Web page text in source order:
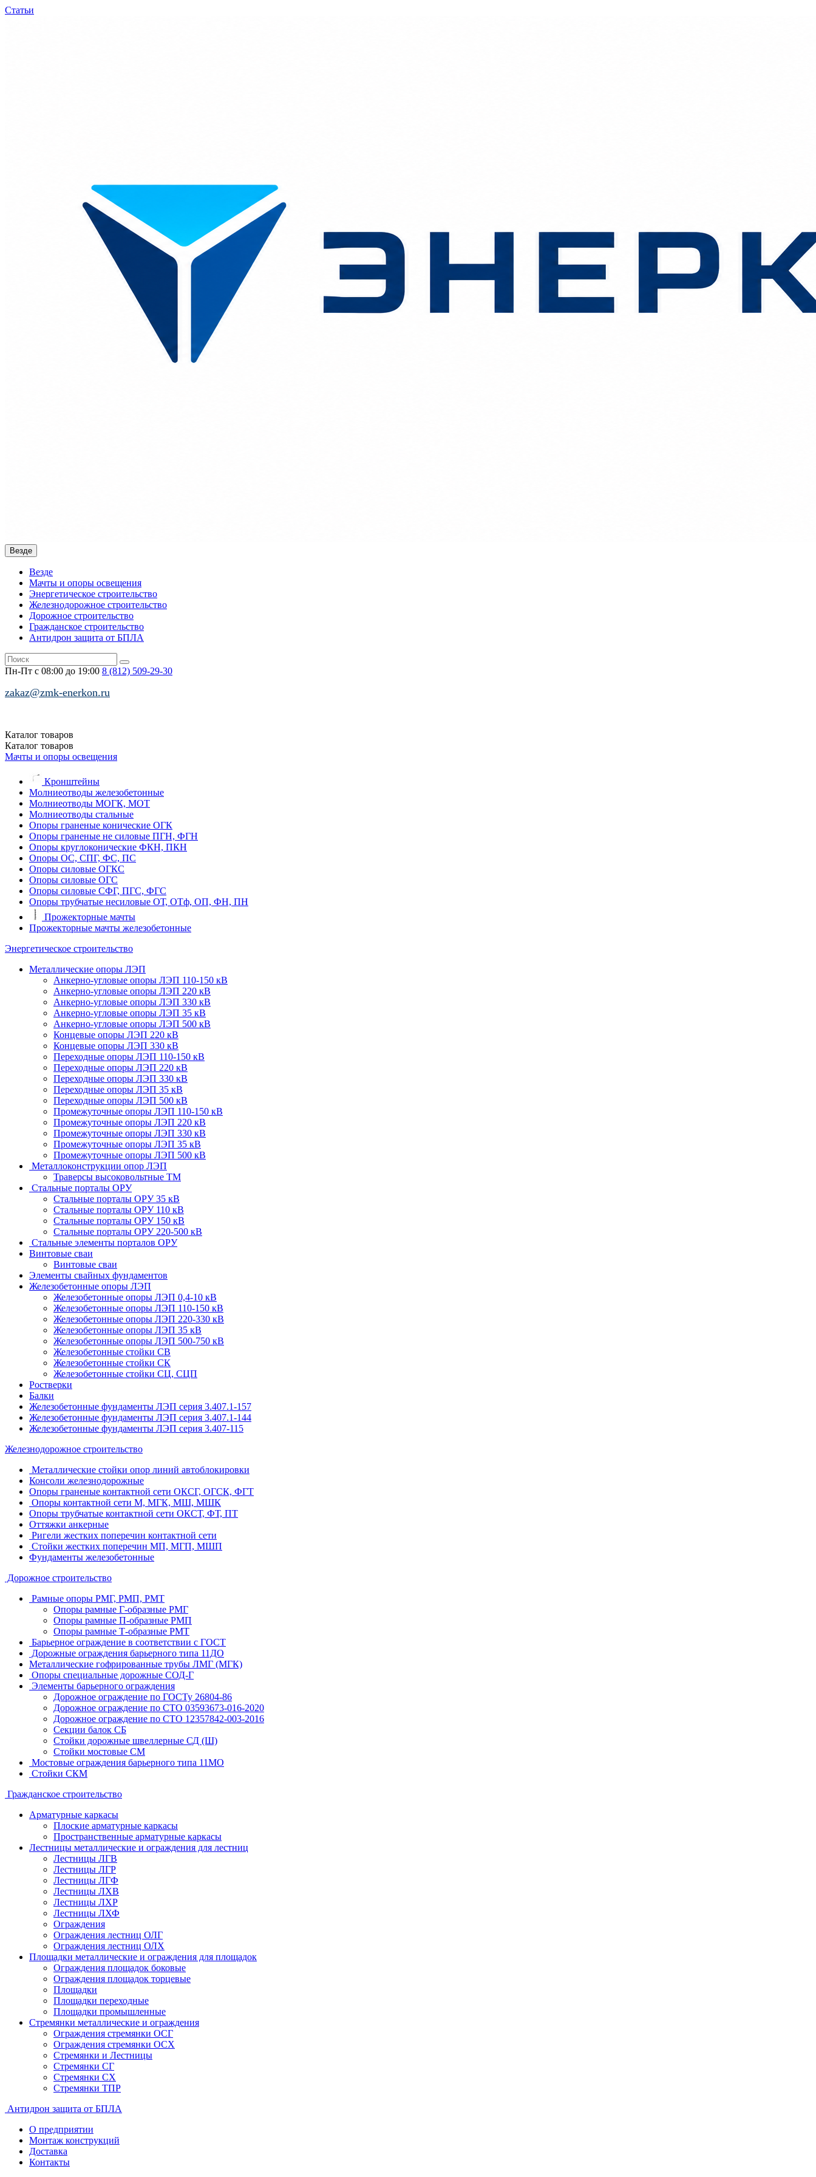
Статьи
Везде
Везде
Мачты и опоры освещения
Энергетическое строительство
Железнодорожное строительство
Дорожное строительство
Гражданское строительство
Антидрон защита от БПЛА
Пн-Пт с 08:00 до 19:00 8 (812) 509-29-30
zakaz@zmk-enerkon.ru
Каталог товаров
Каталог товаров
Мачты и опоры освещения
Кронштейны
Молниеотводы железобетонные
Молниеотводы МОГК, МОТ
Молниеотводы стальные
Опоры граненые конические ОГК
Опоры граненые не силовые ПГН, ФГН
Опоры круглоконические ФКН, ПКН
Опоры ОС, СПГ, ФС, ПС
Опоры силовые ОГКС
Опоры силовые ОГС
Опоры силовые СФГ, ПГС, ФГС
Опоры трубчатые несиловые ОТ, ОТф, ОП, ФН, ПН
Прожекторные мачты
Прожекторные мачты железобетонные
Энергетическое строительство
Металлические опоры ЛЭП
Анкерно-угловые опоры ЛЭП 110-150 кВ
Анкерно-угловые опоры ЛЭП 220 кВ
Анкерно-угловые опоры ЛЭП 330 кВ
Анкерно-угловые опоры ЛЭП 35 кВ
Анкерно-угловые опоры ЛЭП 500 кВ
Концевые опоры ЛЭП 220 кВ
Концевые опоры ЛЭП 330 кВ
Переходные опоры ЛЭП 110-150 кВ
Переходные опоры ЛЭП 220 кВ
Переходные опоры ЛЭП 330 кВ
Переходные опоры ЛЭП 35 кВ
Переходные опоры ЛЭП 500 кВ
Промежуточные опоры ЛЭП 110-150 кВ
Промежуточные опоры ЛЭП 220 кВ
Промежуточные опоры ЛЭП 330 кВ
Промежуточные опоры ЛЭП 35 кВ
Промежуточные опоры ЛЭП 500 кВ
Металлоконструкции опор ЛЭП
Траверсы высоковольтные ТМ
Стальные порталы ОРУ
Стальные порталы ОРУ 35 кВ
Стальные порталы ОРУ 110 кВ
Стальные порталы ОРУ 150 кВ
Стальные порталы ОРУ 220-500 кВ
Стальные элементы порталов ОРУ
Винтовые сваи
Винтовые сваи
Элементы свайных фундаментов
Железобетонные опоры ЛЭП
Железобетонные опоры ЛЭП 0,4-10 кВ
Железобетонные опоры ЛЭП 110-150 кВ
Железобетонные опоры ЛЭП 220-330 кВ
Железобетонные опоры ЛЭП 35 кВ
Железобетонные опоры ЛЭП 500-750 кВ
Железобетонные стойки СВ
Железобетонные стойки СК
Железобетонные стойки СЦ, СЦП
Ростверки
Балки
Железобетонные фундаменты ЛЭП серия 3.407.1-157
Железобетонные фундаменты ЛЭП серия 3.407.1-144
Железобетонные фундаменты ЛЭП серия 3.407-115
Железнодорожное строительство
Металлические стойки опор линий автоблокировки
Консоли железнодорожные
Опоры граненые контактной сети ОКСГ, ОГСК, ФГТ
Опоры контактной сети М, МГК, МШ, МШК
Опоры трубчатые контактной сети ОКСТ, ФТ, ПТ
Оттяжки анкерные
Ригели жестких поперечин контактной сети
Стойки жестких поперечин МП, МГП, МШП
Фундаменты железобетонные
Дорожное строительство
Рамные опоры РМГ, РМП, РМТ
Опоры рамные Г-образные РМГ
Опоры рамные П-образные РМП
Опоры рамные Т-образные РМТ
Барьерное ограждение в соответствии с ГОСТ
Дорожные ограждения барьерного типа 11ДО
Металлические гофрированные трубы ЛМГ (МГК)
Опоры специальные дорожные СОД-Г
Элементы барьерного ограждения
Дорожное ограждение по ГОСТу 26804-86
Дорожное ограждение по СТО 03593673-016-2020
Дорожное ограждение по СТО 12357842-003-2016
Секции балок СБ
Стойки дорожные швеллерные СД (Ш)
Стойки мостовые СМ
Мостовые ограждения барьерного типа 11МО
Стойки СКМ
Гражданское строительство
Арматурные каркасы
Плоские арматурные каркасы
Пространственные арматурные каркасы
Лестницы металлические и ограждения для лестниц
Лестницы ЛГВ
Лестницы ЛГР
Лестницы ЛГФ
Лестницы ЛХВ
Лестницы ЛХР
Лестницы ЛХФ
Ограждения
Ограждения лестниц ОЛГ
Ограждения лестниц ОЛХ
Площадки металлические и ограждения для площадок
Ограждения площадок боковые
Ограждения площадок торцевые
Площадки
Площадки переходные
Площадки промышленные
Стремянки металлические и ограждения
Ограждения стремянки ОСГ
Ограждения стремянки ОСХ
Стремянки и Лестницы
Стремянки СГ
Стремянки СХ
Стремянки ТПР
Антидрон защита от БПЛА
О предприятии
Монтаж конструкций
Доставка
Контакты